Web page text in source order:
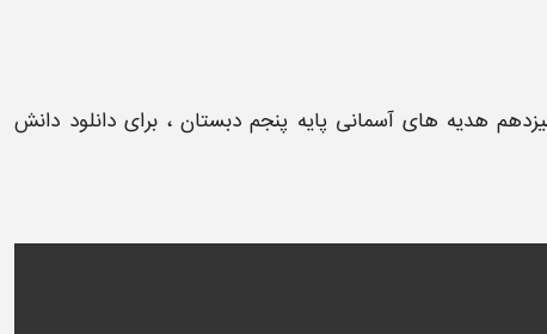
هدیه های آسمانی پایه پنجم دبستان، برای دانلود دانش